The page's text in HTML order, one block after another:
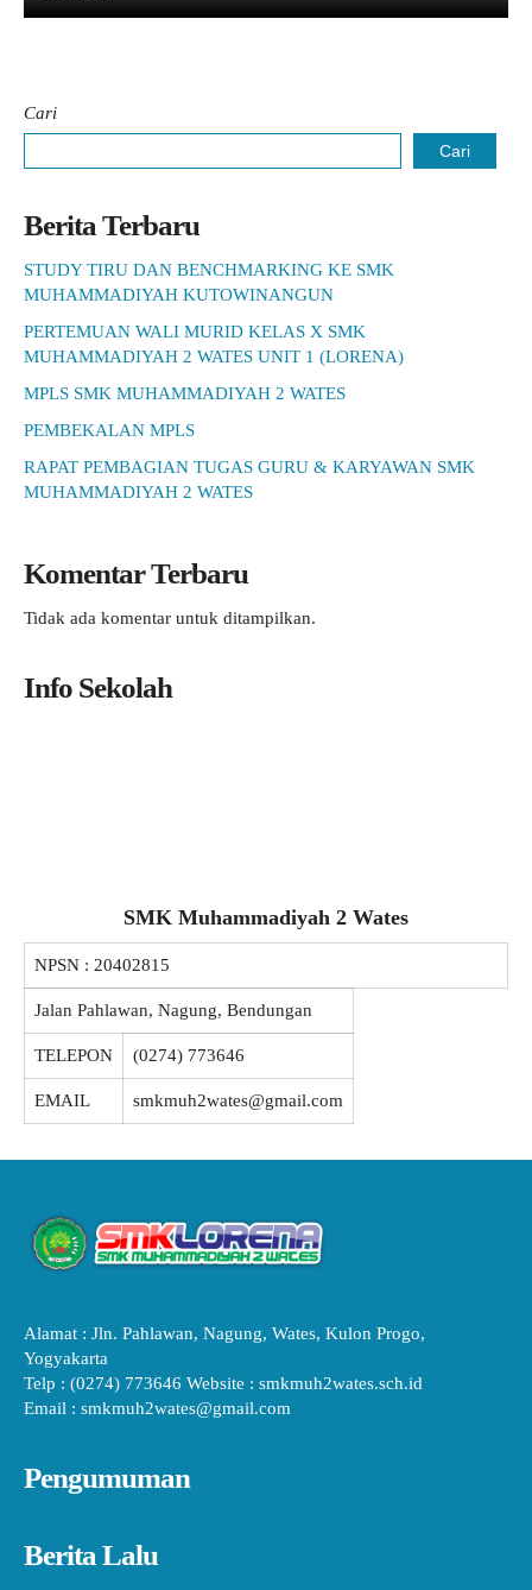
Cari
Cari
Berita Terbaru
STUDY TIRU DAN BENCHMARKING KE SMK
MUHAMMADIYAH KUTOWINANGUN
PERTEMUAN WALI MURID KELAS X SMK
MUHAMMADIYAH 2 WATES UNIT 1 (LORENA)
MPLS SMK MUHAMMADIYAH 2 WATES
PEMBEKALAN MPLS
RAPAT PEMBAGIAN TUGAS GURU & KARYAWAN SMK
MUHAMMADIYAH 2 WATES
Komentar Terbaru
Tidak ada komentar untuk ditampilkan.
Info Sekolah
SMK Muhammadiyah 2 Wates
NPSN : 20402815
Jalan Pahlawan, Nagung, Bendungan
TELEPON (0274) 773646
EMAIL smkmuh2wates@gmail.com
Alamat : Jln. Pahlawan, Nagung, Wates, Kulon Progo,
Yogyakarta
Telp : (0274) 773646 Website : smkmuh2wates.sch.id
Email : smkmuh2wates@gmail.com
Pengumuman
Berita Lalu